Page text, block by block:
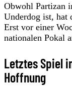
Obwohl Partizan
Underdog ist, hat
Erst vor einer
nationalen Pokal
Letztes Spiel
Hoffnung